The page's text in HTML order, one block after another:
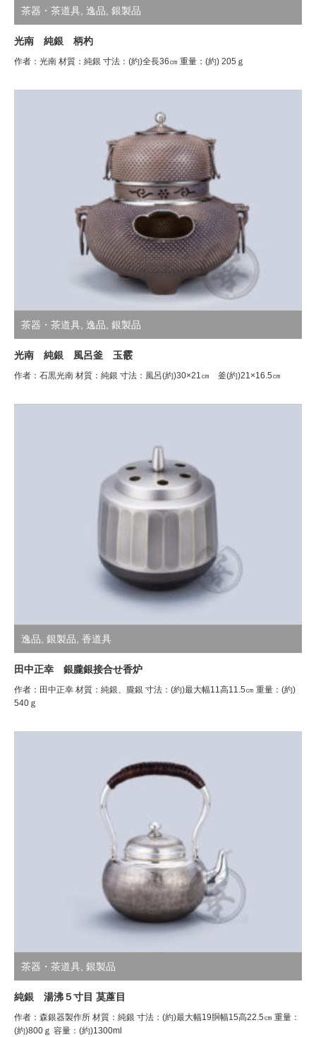
茶器・茶道具 逸品 銀製品
光南 純銀 柄杓
作者：光南 材質：純銀 寸法：(約)全長36㎝ 重量：(約) 205ｇ
茶器・茶道具 逸品 銀製品
光南 純銀 風呂釜 玉霰
作者：石黒光南 材質：純銀 寸法：風呂(約)30×21㎝ 釜(約)21×16.5㎝
逸品 銀製品 香道具
田中正幸 銀朧銀接合せ香炉
作者：田中正幸 材質：純銀、朧銀 寸法：(約)最大幅11高11.5㎝ 重量：(約)
540ｇ
茶器・茶道具 銀製品
純銀 湯沸５寸目 茣蓙目
作者：森銀器製作所 材質：純銀 寸法：(約)最大幅19胴幅15高22.5㎝ 重量：
(約)800ｇ 容量：(約)1300ml